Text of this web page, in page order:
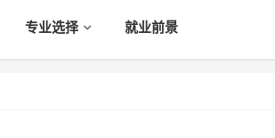
专业选择 就业前景